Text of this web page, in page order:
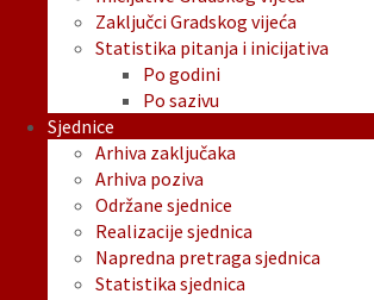
Zaključci Gradskog vijeća
Statistika pitanja i inicijativa
Po godini
Po sazivu
Sjednice
Arhiva zaključaka
Arhiva poziva
Održane sjednice
Realizacije sjednica
Napredna pretraga sjednica
Statistika sjednica